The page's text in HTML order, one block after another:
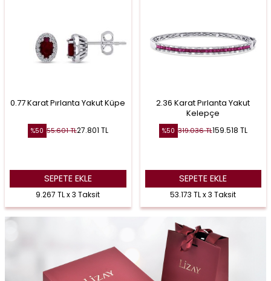
0.77 Karat Pırlanta Yakut Küpe
%50 55.601TL27.801 TL
SEPETE EKLE
9.267 TL x 3 Taksit
2.36 Karat Pırlanta Yakut
Kelepçe
%50 319.036TL159.518 TL
SEPETE EKLE
53.173 TL x 3 Taksit